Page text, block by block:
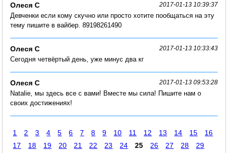
Олеся С 2017-01-13 10:39:37
Девченки если кому скучно или просто хотите пообщаться на эту
тему пишите в вайбер. 89198261490
Олеся С 2017-01-13 10:33:43
Сегодня четвёртый день, уже минус два кг
Олеся С 2017-01-13 09:53:28
Natalie, мы здесь все с вами! Bместе мы сила! Пишите нам о
своих достижениях!
1 2 3 4 5 6 7 8 9 10 11 12 13 14 15
16
17
18 19 20 21 22 23 24 25 26 27 28
29